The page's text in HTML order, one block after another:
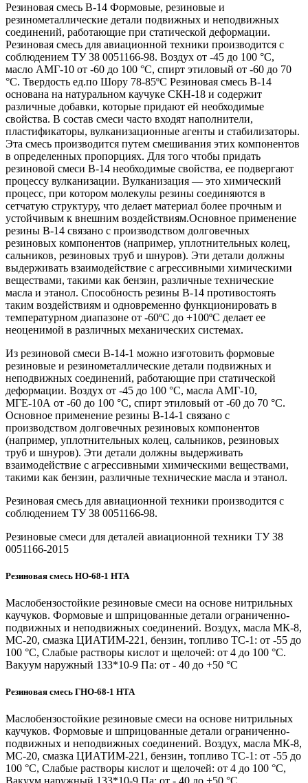
Резиновая смесь В-14 Формовые, резиновые и
резинометаллические детали подвижных и неподвижных
соединений, работающие при статической деформации.
Резиновая смесь для авиационной техники производится с
соблюдением ТУ 38 0051166-98. Воздух от -45 до 100 °С,
масло АМГ-10 от -60 до 100 °C, спирт этиловый от -60 до 70
°C. Твердость ед.по Шору 78-85ºС Резиновая смесь В-14
основана на натуральном каучуке СКН-18 и содержит
различные добавки, которые придают ей необходимые
свойства. В состав смеси часто входят наполнители,
пластификаторы, вулканизационные агенты и стабилизаторы.
Эта смесь производится путем смешивания этих компонентов
в определенных пропорциях. Для того чтобы придать
резиновой смеси В-14 необходимые свойства, ее подвергают
процессу вулканизации. Вулканизация — это химический
процесс, при котором молекулы резины соединяются в
сетчатую структуру, что делает материал более прочным и
устойчивым к внешним воздействиям.Основное применение
резины В-14 связано с производством долговечных
резиновых компонентов (например, уплотнительных колец,
сальников, резиновых труб и шнуров). Эти детали должны
выдерживать взаимодействие с агрессивными химическими
веществами, такими как бензин, различные технические
масла и этанол. Способность резины В-14 противостоять
таким воздействиям и одновременно функционировать в
температурном диапазоне от -60ºС до +100ºС делает ее
неоценимой в различных механических системах.
Из резиновой смеси В-14-1 можно изготовить формовые
резиновые и резинометаллические детали подвижных и
неподвижных соединений, работающие при статической
деформации. Воздух от -45 до 100 °C, масла АМГ-10,
МГЕ-10А от -60 до 100 °C, спирт этиловый от -60 до 70 °C.
Основное применение резины В-14-1 связано с
производством долговечных резиновых компонентов
(например, уплотнительных колец, сальников, резиновых
труб и шнуров). Эти детали должны выдерживать
взаимодействие с агрессивными химическими веществами,
такими как бензин, различные технические масла и этанол.
Резиновая смесь для авиационной техники производится с
соблюдением ТУ 38 0051166-98.
Резиновые смеси для деталей авиационной техники ТУ 38
0051166-2015
Резиновая смесь НО-68-1 НТА
Маслобензостойкие резиновые смеси на основе нитрильных
каучуков. Формовые и шприцованные детали ограниченно-
подвижных и неподвижных соединений. Воздух, масла МК-8,
МС-20, смазка ЦИАТИМ-221, бензин, топливо ТС-1: от -55 до
100 °C, Слабые растворы кислот и щелочей: от 4 до 100 °C.
Вакуум наружный 133*10-9 Па: от - 40 до +50 °C
Резиновая смесь ГНО-68-1 НТА
Маслобензостойкие резиновые смеси на основе нитрильных
каучуков. Формовые и шприцованные детали ограниченно-
подвижных и неподвижных соединений. Воздух, масла МК-8,
МС-20, смазка ЦИАТИМ-221, бензин, топливо ТС-1: от -55 до
100 °C, Слабые растворы кислот и щелочей: от 4 до 100 °C,